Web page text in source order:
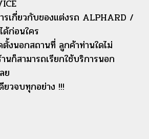
รเกี่ยวกับของแต่งรถ ALPHARD /
ด้ก่อนใคร
ตั้งนอกสถานที่ ลูกค้าท่านใดไม่
นก็สามารถเรียกใช้บริการนอก
ย
ยวจบทุกอย่าง !!!